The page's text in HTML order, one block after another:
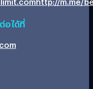
อได้ที่